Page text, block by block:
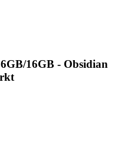
16GB - Obsidian